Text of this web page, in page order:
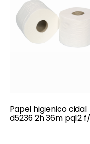
Papel higienico cidal
d5236 2h 36m pq12